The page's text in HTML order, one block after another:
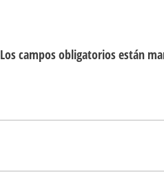
Los campos obligatorios están